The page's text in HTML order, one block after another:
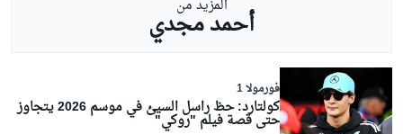
المزيد من
أحمد مجدي
فورمولا 1
كولتارد: حظ راسل السيئ في موسم 2026 يتجاوز
حتى قصة فيلم "روكي"